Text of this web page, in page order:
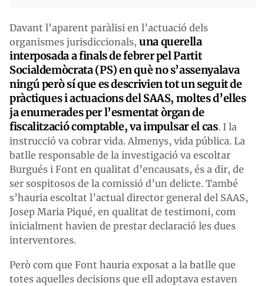
Davant l’aparent paràlisi en l’actuació dels
organismes jurisdiccionals, una querella
interposada a finals de febrer pel Partit
Socialdemòcrata (PS) en què no s’assenyalava
ningú però sí que es descrivien tot un seguit de
pràctiques i actuacions del SAAS, moltes d’elles
ja enumerades per l’esmentat òrgan de
fiscalització comptable, va impulsar el cas. I la
instrucció va cobrar vida. Almenys, vida pública. La
batlle responsable de la investigació va escoltar
Burgués i Font en qualitat d’encausats, és a dir, de
ser sospitosos de la comissió d’un delicte. També
s’hauria escoltat l’actual director general del SAAS,
Josep Maria Piqué, en qualitat de testimoni, com
inicialment havien de prestar declaració les dues
interventores.
Però com que Font hauria exposat a la batlle que
totes aquelles decisions que ell adoptava estaven